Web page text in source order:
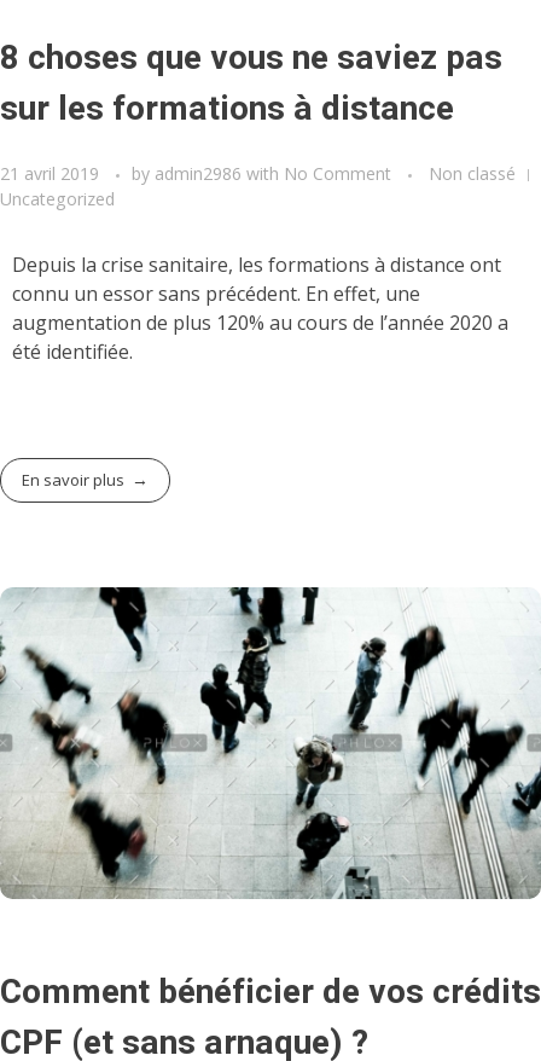
8 choses que vous ne saviez pas
sur les formations à distance
21 avril 2019 by admin2986 with No Comment
Non classé
Uncategorized
Depuis la crise sanitaire, les formations à distance ont
connu un essor sans précédent. En effet, une
augmentation de plus 120% au cours de l’année 2020 a
été identifiée.
En savoir plus
Comment bénéficier de vos crédits
CPF (et sans arnaque) ?